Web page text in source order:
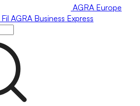
AGRA Europe
Fil AGRA Business Express